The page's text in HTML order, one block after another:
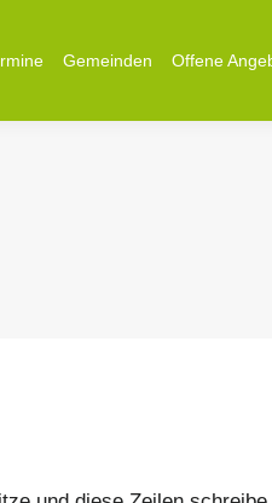
Gemeinden Offene
Gemeinden Offene